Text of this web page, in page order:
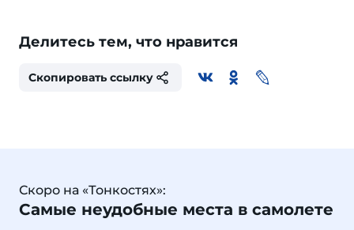
Делитесь тем, что нравится
Скопировать ссылку
Скоро на «Тонкостях»:
Самые неудобные места в самолете